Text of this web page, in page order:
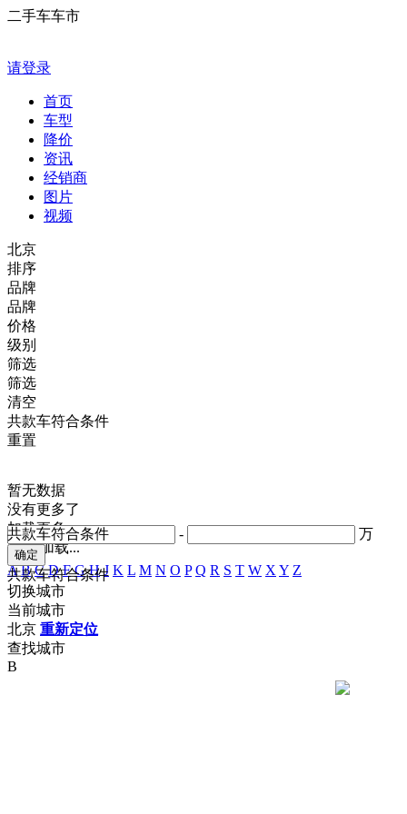
二手车车市
请登录
首页
车型
降价
资讯
经销商
图片
视频
北京
排序
品牌
品牌
价格
- 万
共款车符合条件
级别
共款车符合条件
筛选
筛选
清空
共款车符合条件
重置
暂无数据
没有更多了
加载更多
正在加载...
A B C D F G H J K L M N O P Q R S T W X Y Z
切换城市
当前城市
北京 重新定位
查找城市
B